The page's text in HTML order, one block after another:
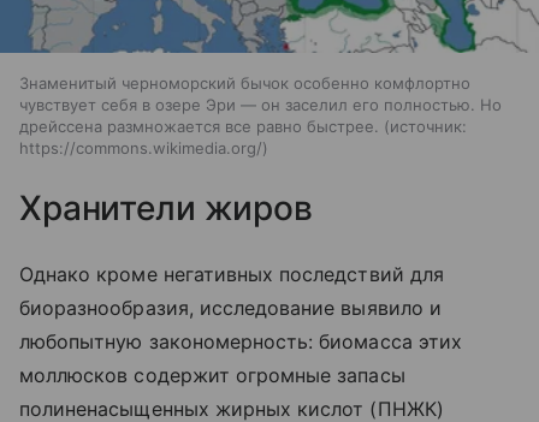
Знаменитый черноморский бычок особенно комфлортно
чувствует себя в озере Эри — он заселил его полностью. Но
дрейссена размножается все равно быстрее.
источник:
https://commons.wikimedia.org/
Хранители жиров
Однако кроме негативных последствий для
биоразнообразия, исследование выявило и
любопытную закономерность: биомасса этих
моллюсков содержит огромные запасы
полиненасыщенных жирных кислот (ПНЖК)